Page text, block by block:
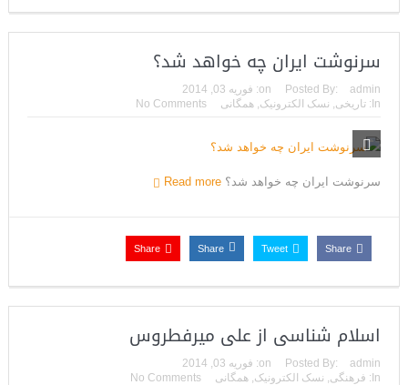
سرنوشت ایران چه خواهد شد؟
Posted By: admin
on: فوریه 03, 2014
In:
تاریخی, نسک الکترونیک, همگانی No Comments
سرنوشت ایران چه خواهد شد؟ Read more
Share
Tweet
Share
Share
اسلام شناسی از علی‌ میرفطروس
Posted By: admin
on: فوریه 03, 2014
In: فرهنگی نسک الکترونیک همگانی No Comments